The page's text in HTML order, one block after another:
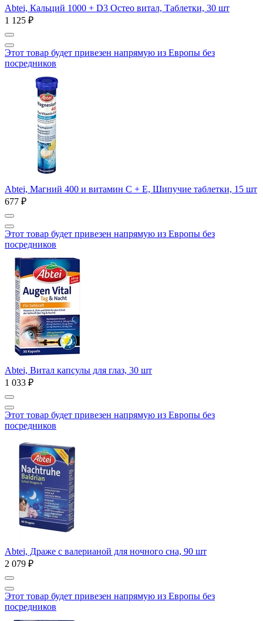
Abtei, Кальций 1000 + D3 Остео витал, Таблетки, 30 шт
1 125 ₽
Этот товар будет привезен напрямую из Европы без
посредников
Abtei, Магний 400 и витамин C + E, Шипучие таблетки, 15 шт
677 ₽
Этот товар будет привезен напрямую из Европы без
посредников
Abtei, Витал капсулы для глаз, 30 шт
1 033 ₽
Этот товар будет привезен напрямую из Европы без
посредников
Abtei, Драже с валерианой для ночного сна, 90 шт
2 079 ₽
Этот товар будет привезен напрямую из Европы без
посредников